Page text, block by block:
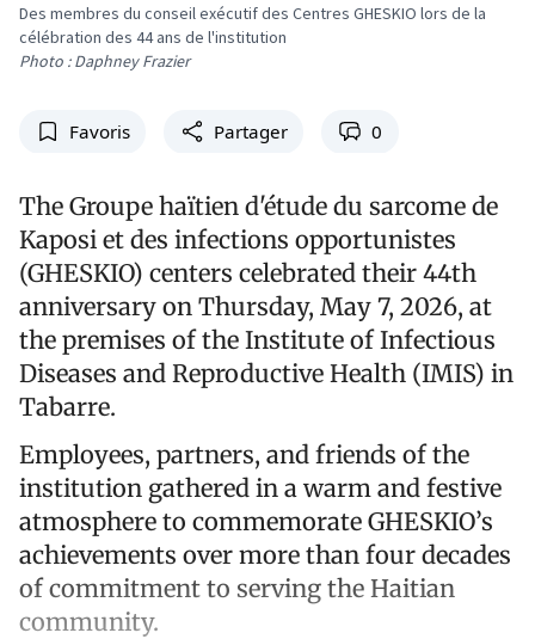
Des membres du conseil exécutif des Centres GHESKIO lors de la
célébration des 44 ans de l'institution
Photo : Daphney Frazier
Favoris Partager 0
The Groupe haïtien d'étude du sarcome de
Kaposi et des infections opportunistes
(GHESKIO) centers celebrated their 44th
anniversary on Thursday, May 7, 2026, at
the premises of the Institute of Infectious
Diseases and Reproductive Health (IMIS) in
Tabarre.
Employees, partners, and friends of the
institution gathered in a warm and festive
atmosphere to commemorate GHESKIO’s
achievements over more than four decades
of commitment to serving the Haitian
community.